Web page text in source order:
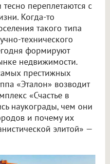
переплетаются с
Когда-то
такого типа
технического
формируют
недвижимости.
престижных
«Эталон» возводит
«Счастье в
наукограды, чем они
и почему их
элитой» —